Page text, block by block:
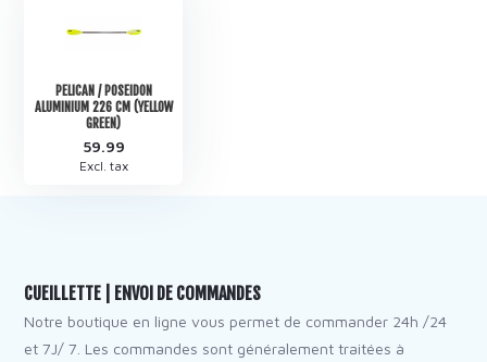
PELICAN / POSEIDON
ALUMINIUM 226 CM (YELLOW
GREEN)
59.99
Excl. tax
CUEILLETTE | ENVOI DE COMMANDES
Notre boutique en ligne vous permet de commander 24h /24
et 7J/ 7. Les commandes sont généralement traitées à